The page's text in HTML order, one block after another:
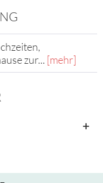
zur... [mehr]